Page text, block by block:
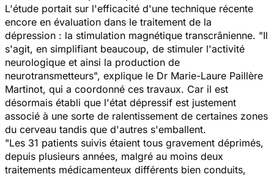
L'étude portait sur l'efficacité d'une technique récente
encore en évaluation dans le traitement de la
dépression : la stimulation magnétique transcrânienne. "Il
s'agit, en simplifiant beaucoup, de stimuler l'activité
neurologique et ainsi la production de
neurotransmetteurs", explique le Dr Marie-Laure Paillère
Martinot, qui a coordonné ces travaux. Car il est
désormais établi que l'état dépressif est justement
associé à une sorte de ralentissement de certaines zones
du cerveau tandis que d'autres s'emballent.
"Les 31 patients suivis étaient tous gravement déprimés,
depuis plusieurs années, malgré au moins deux
traitements médicamenteux différents bien conduits,